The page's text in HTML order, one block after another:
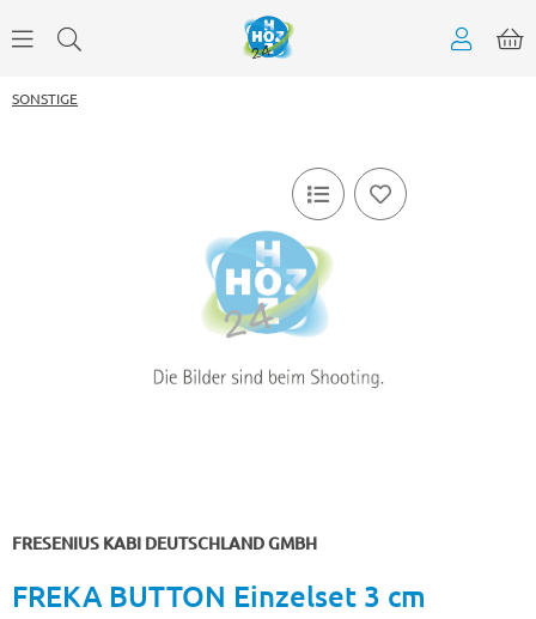
SONSTIGE
FRESENIUS KABI DEUTSCHLAND GMBH
FREKA BUTTON Einzelset 3 cm